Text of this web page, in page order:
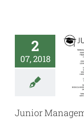
2
07, 2018
3
Deine
Deine
Junior